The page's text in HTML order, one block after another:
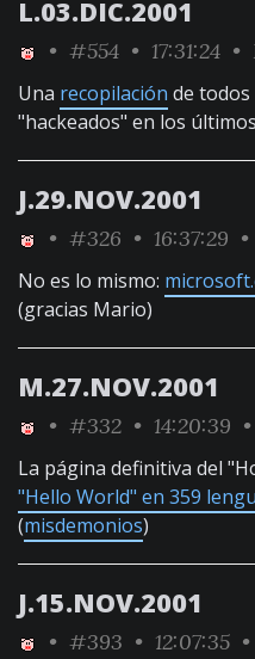
L.03.DIC.2001
• #554 • 17:31:24 •
Una recopilación de
"hackeados" en los
J.29.NOV.2001
• #326 • 16:37:29 •
No es lo mismo:
(gracias Mario)
M.27.NOV.2001
• #332 • 14:20:39 •
La página definitiva del
"Hello World" en 359
(misdemonios)
J.15.NOV.2001
• #393 • 12:07:35 •